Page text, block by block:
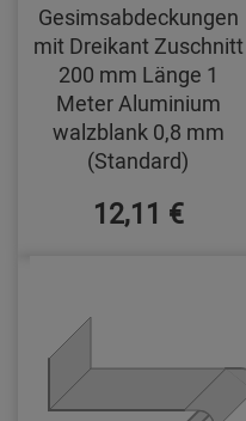
Gesimsabdeckungen
mit Dreikant Zuschnitt
200 mm Länge 1
Meter Aluminium
walzblank 0,8 mm
(Standard)
12,11 €